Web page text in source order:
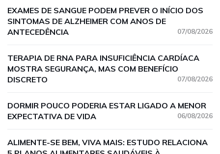
EXAMES DE SANGUE PODEM PREVER O INÍCIO DOS
SINTOMAS DE ALZHEIMER COM ANOS DE
ANTECEDÊNCIA
07/08/2026
TERAPIA DE RNA PARA INSUFICIÊNCIA CARDÍACA
MOSTRA SEGURANÇA, MAS COM BENEFÍCIO
DISCRETO
07/08/2026
DORMIR POUCO PODERIA ESTAR LIGADO A MENOR
EXPECTATIVA DE VIDA
06/08/2026
ALIMENTE-SE BEM, VIVA MAIS: ESTUDO RELACIONA